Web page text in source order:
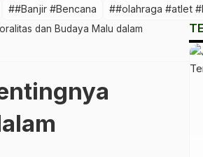
##Banjir #Bencana ##olahraga #atlet
dan Budaya Malu dalam